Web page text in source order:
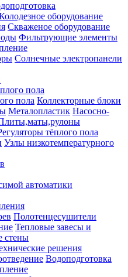
оборудование
Скваженое оборудование
Фильтрующие элементы
Солнечные электропанели
пола
пола Коллекторные блоки
Металопластик Насосно-
тёплого пола
Узлы низкотемпературного
автоматики
Полотенцесушители
Тепловые завесы и
стены
решения
Водоподготовка